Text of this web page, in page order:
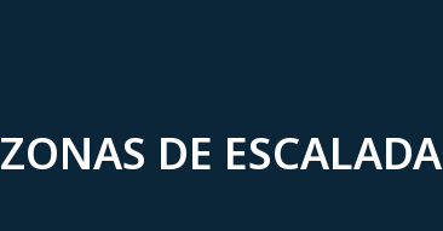
ZONAS DE ESCALADA